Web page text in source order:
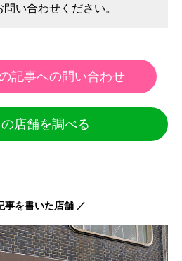
い合わせください。
記事への問い合わせ
店舗を調べる
事を書いた店舗 ／